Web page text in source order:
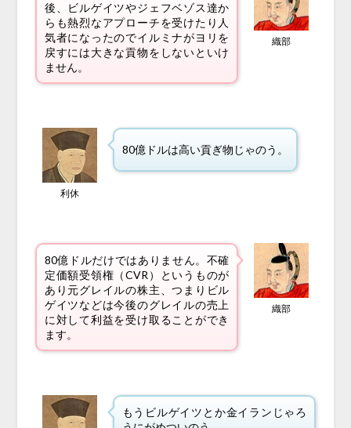
後、ビルゲイツやジェフベゾス達か
らも熱烈なアプローチを受けたり人
気者になったのでイルミナがヨリを
戻すには大きな貢物をしないといけ
ません。
織部
利休
80億ドルは高い貢ぎ物じゃのう。
80億ドルだけではありません。不確
定価額受領権（CVR）というものが
あり元グレイルの株主、つまりビル
ゲイツなどは今後のグレイルの売上
に対して利益を受け取ることができ
ます。
織部
もうビルゲイツとか金イランじゃろ